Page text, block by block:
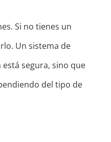
Si no tienes un
Un sistema de
segura, sino que
del tipo de